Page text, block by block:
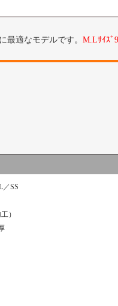
最適なモデルです。 M.Lｻｲｽﾞ
／SS
）